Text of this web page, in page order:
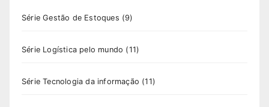
Série Gestão de Estoques (9)
Série Logística pelo mundo (11)
Série Tecnologia da informação (11)